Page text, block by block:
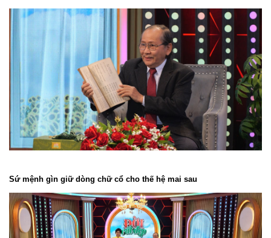
Sứ mệnh gìn giữ dòng chữ cổ cho thế hệ mai sau